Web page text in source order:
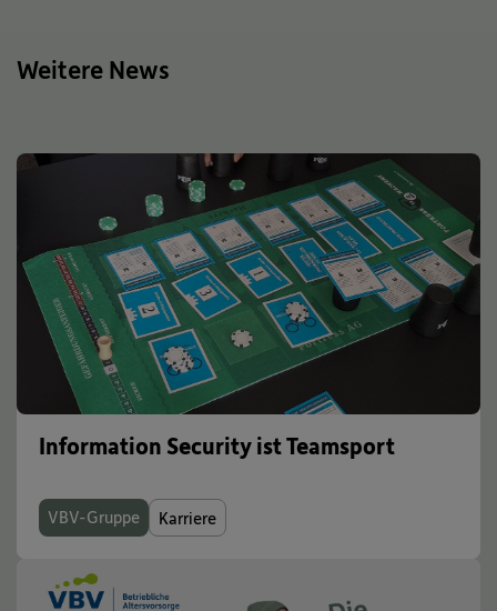
Weitere News
Information Security ist Teamsport
VBV-Gruppe Karriere